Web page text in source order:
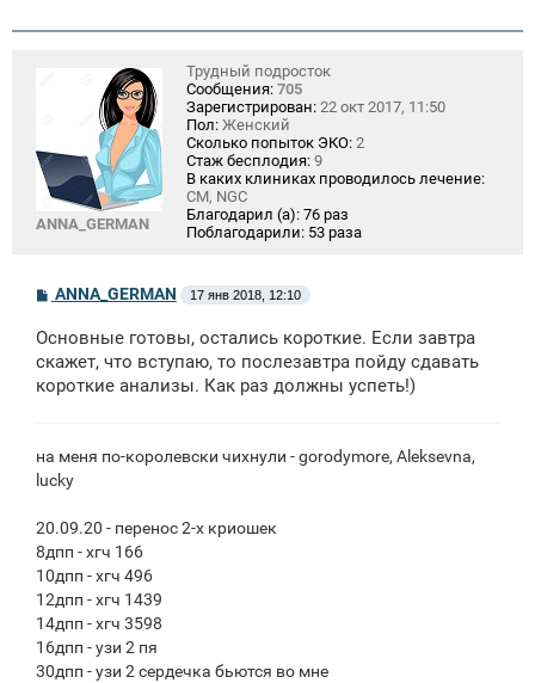
ANNA_GERMAN
Трудный подросток
Сообщения: 705
Зарегистрирован: 22 окт 2017, 11:50
Пол: Женский
Сколько попыток ЭКО: 2
Стаж бесплодия: 9
В каких клиниках проводилось лечение:
СМ, NGC
Благодарил (а): 76 раз
Поблагодарили: 53 раза
С
б
щ
н
ANNA_GERMAN 17 янв 2018, 12:10
Основные готовы, остались короткие. Если завтра
скажет, что вступаю, то послезавтра пойду сдавать
короткие анализы. Как раз должны успеть!)
на меня по-королевски чихнули - gorodymore, Aleksevna,
lucky
20.09.20 - перенос 2-х криошек
8дпп - хгч 166
10дпп - хгч 496
12дпп - хгч 1439
14дпп - хгч 3598
16дпп - узи 2 пя
30дпп - узи 2 сердечка бьются во мне